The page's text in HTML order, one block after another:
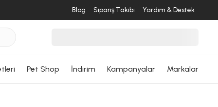
Blog Sipariş Takibi Yardım & Destek
Pet Shop İndirim Kampanyalar Markalar